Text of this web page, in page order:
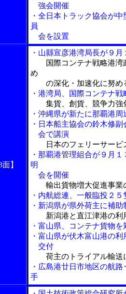
強会開催
・全日本トラック協会が
員
会を設置
】
・山縣宣彦港湾局長が９
国際コンテナ戦略港
め
の深化・加速化に努め
・港湾局、国際コンテナ
集貨、創貨、競争力強
・沖縄県が新たに那覇港
・日本船主協会の鈴木修
会で講演
日本のフェリーサービ
・那覇港管理組合が９月
明
会を開催
輸出貨物増大促進事業
・内航総連、一般臨投２５
・新潟県が県外荷主に補助
新潟港と直江津港の利
・富山県、コンテナ貨物
・富山県が伏木富山港の
交付
荷主のトライアル輸送
・広島港廿日市地区の航
手